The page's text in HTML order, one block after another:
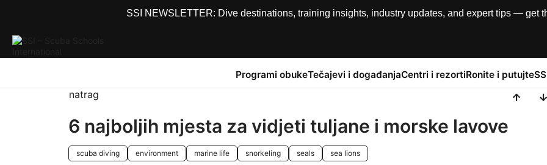
SSI NEWSLETTER: Dive destinations, training insights, industry updates, and expert tips — get
Programi obukeTečajevi i događanjaCentri i rezortiRonite i putujte
natrag
6 najboljih mjesta za vidjeti tuljane i morske lavove
scuba diving environment marine life snorkeling seals sea lions